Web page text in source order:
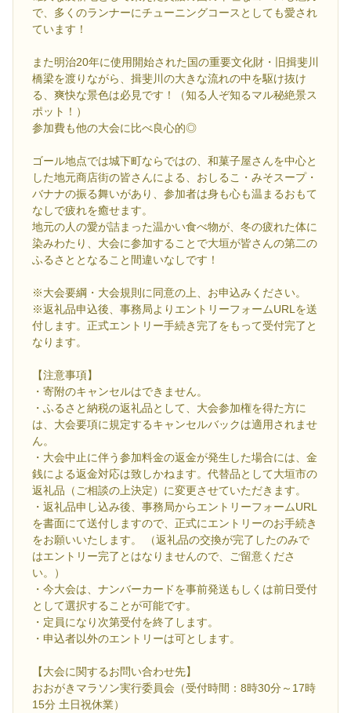
で、多くのランナーにチューニングコースとしても愛され
ています！
また明治20年に使用開始された国の重要文化財・旧揖斐川
橋梁を渡りながら、揖斐川の大きな流れの中を駆け抜け
る、爽快な景色は必見です！（知る人ぞ知るマル秘絶景ス
ポット！）
参加費も他の大会に比べ良心的◎
ゴール地点では城下町ならではの、和菓子屋さんを中心と
した地元商店街の皆さんによる、おしるこ・みそスープ・
バナナの振る舞いがあり、参加者は身も心も温まるおもて
なしで疲れを癒せます。
地元の人の愛が詰まった温かい食べ物が、冬の疲れた体に
染みわたり、大会に参加することで大垣が皆さんの第二の
ふるさととなること間違いなしです！
※大会要綱・大会規則に同意の上、お申込みください。
※返礼品申込後、事務局よりエントリーフォームURLを送
付します。正式エントリー手続き完了をもって受付完了と
なります。
【注意事項】
・寄附のキャンセルはできません。
・ふるさと納税の返礼品として、大会参加権を得た方に
は、大会要項に規定するキャンセルバックは適用されませ
ん。
・大会中止に伴う参加料金の返金が発生した場合には、金
銭による返金対応は致しかねます。代替品として大垣市の
返礼品（ご相談の上決定）に変更させていただきます。
・返礼品申し込み後、事務局からエントリーフォームURL
を書面にて送付しますので、正式にエントリーのお手続き
をお願いいたします。 （返礼品の交換が完了したのみで
はエントリー完了とはなりませんので、ご留意くださ
い。）
・今大会は、ナンバーカードを事前発送もしくは前日受付
として選択することが可能です。
・定員になり次第受付を終了します。
・申込者以外のエントリーは可とします。
【大会に関するお問い合わせ先】
おおがきマラソン実行委員会（受付時間：8時30分～17時
15分 土日祝休業）